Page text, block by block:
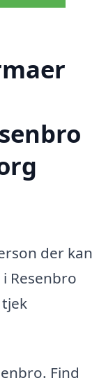
der kan
Resenbro
Find